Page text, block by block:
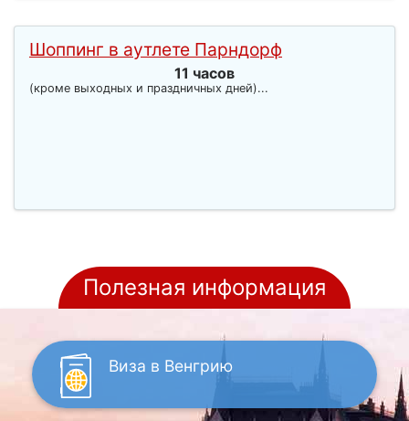
Шоппинг в аутлете Парндорф
11 часов
(кроме выходных и праздничных дней)...
Полезная информация
Виза в Венгрию